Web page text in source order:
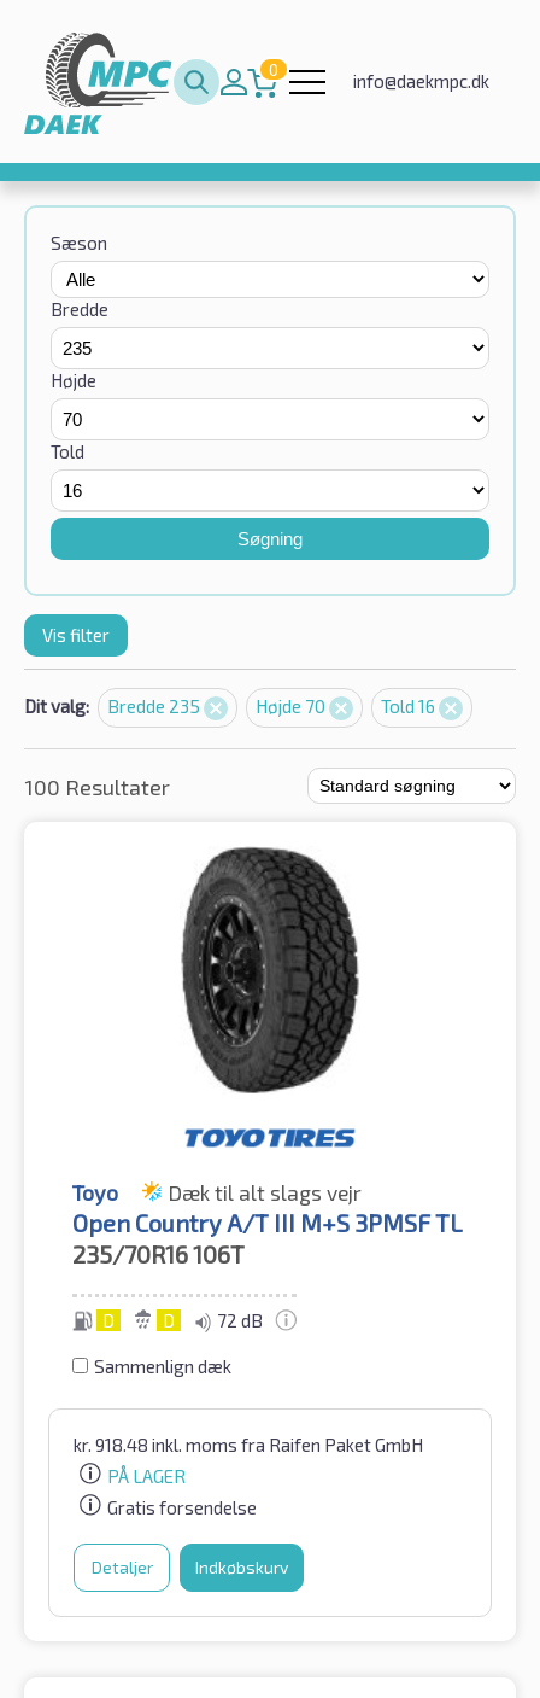
0
info@daekmpc.dk
Sæson
Bredde
Højde
Told
Søgning
Vis filter
Dit valg: Bredde 235 Højde 70 Told 16
100 Resultater
Toyo Dæk til alt slags vejr
Open Country A/T III M+S 3PMSF TL
235/70R16106T
D D 72 dB
Sammenlign dæk
kr. 918.48 inkl. moms fra Raifen Paket GmbH
PÅ LAGER
Gratis forsendelse
Detaljer Indkøbskurv